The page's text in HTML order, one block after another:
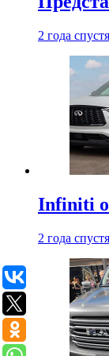
2 года спустя
Infiniti
2 года спустя